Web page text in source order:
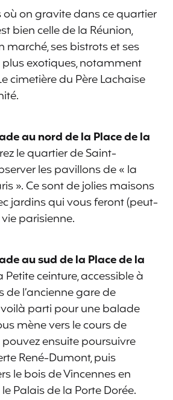
où on gravite dans ce quartier
bien celle de la Réunion,
marché, ses bistrots et ses
exotiques, notamment
cimetière du Père Lachaise
au nord de la Place de la
le quartier de Saint-
les pavillons de « la
». Ce sont de jolies maisons
jardins qui vous feront (peut-
parisienne.
au sud de la Place de la
Petite ceinture, accessible à
l’ancienne gare de
parti pour une balade
mène vers le cours de
pouvez ensuite poursuivre
René-Dumont, puis
le bois de Vincennes en
Palais de la Porte Dorée.